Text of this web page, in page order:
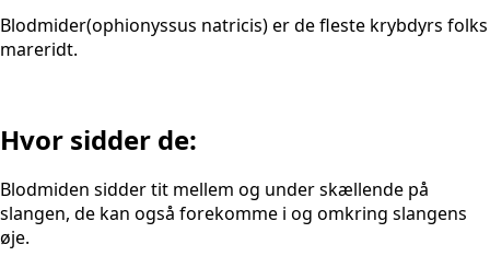
Blodmider(ophionyssus natricis) er de fleste krybdyrs folks
mareridt.
Hvor sidder de:​
Blodmiden sidder tit mellem og under skællende på
slangen, de kan også forekomme i og omkring slangens
øje.